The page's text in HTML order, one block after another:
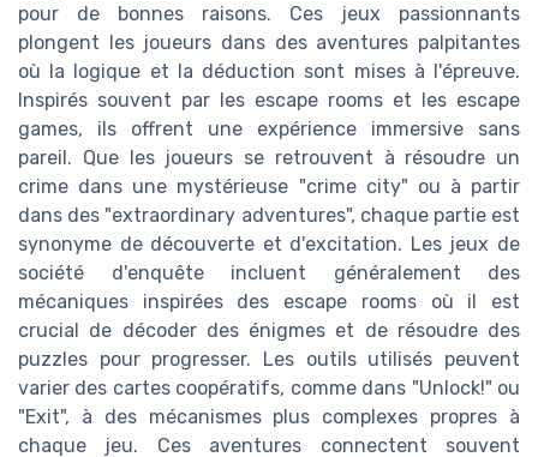
pour de bonnes raisons. Ces jeux passionnants
plongent les joueurs dans des aventures palpitantes
où la logique et la déduction sont mises à l'épreuve.
Inspirés souvent par les escape rooms et les escape
games, ils offrent une expérience immersive sans
pareil. Que les joueurs se retrouvent à résoudre un
crime dans une mystérieuse "crime city" ou à partir
dans des "extraordinary adventures", chaque partie est
synonyme de découverte et d'excitation. Les jeux de
société d'enquête incluent généralement des
mécaniques inspirées des escape rooms où il est
crucial de décoder des énigmes et de résoudre des
puzzles pour progresser. Les outils utilisés peuvent
varier des cartes coopératifs, comme dans "Unlock!" ou
"Exit", à des mécanismes plus complexes propres à
chaque jeu. Ces aventures connectent souvent